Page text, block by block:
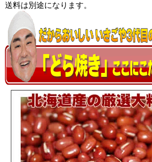
送料は別途になります。